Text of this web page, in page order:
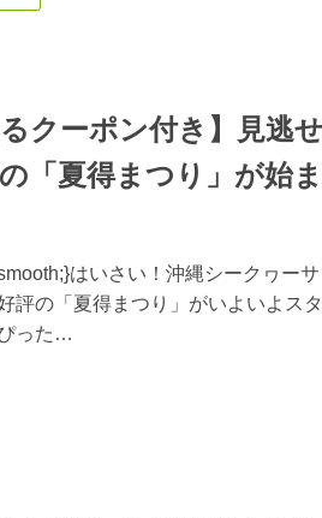
るクーポン付き】見逃せ
「夏得まつり」が始ま
はいさい！沖縄シークヮーサ
評の「夏得まつり」がいよいよスタ
った…